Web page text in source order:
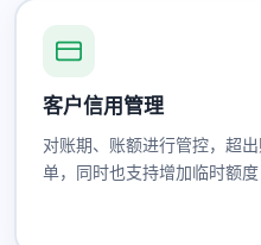
客户信用管理
对账期、账额进行管控，超
单，同时也支持增加临时额度